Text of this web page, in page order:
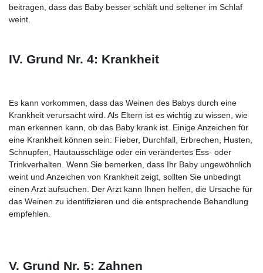
beitragen, dass das Baby besser schläft und seltener im Schlaf
weint.
IV. Grund Nr. 4: Krankheit
Es kann vorkommen, dass das Weinen des Babys durch eine
Krankheit verursacht wird. Als Eltern ist es wichtig zu wissen, wie
man erkennen kann, ob das Baby krank ist. Einige Anzeichen für
eine Krankheit können sein: Fieber, Durchfall, Erbrechen, Husten,
Schnupfen, Hautausschläge oder ein verändertes Ess- oder
Trinkverhalten. Wenn Sie bemerken, dass Ihr Baby ungewöhnlich
weint und Anzeichen von Krankheit zeigt, sollten Sie unbedingt
einen Arzt aufsuchen. Der Arzt kann Ihnen helfen, die Ursache für
das Weinen zu identifizieren und die entsprechende Behandlung
empfehlen.
V. Grund Nr. 5: Zahnen